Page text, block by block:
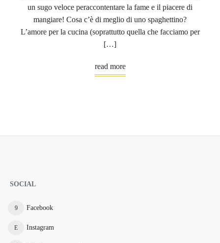
un sugo veloce peraccontentare la fame e il piacere di
mangiare! Cosa c’è di meglio di uno spaghettino?
L’amore per la cucina (soprattutto quella che facciamo per
[…]
read more
SOCIAL
Facebook
Instagram